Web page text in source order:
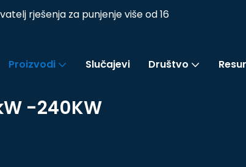
rješenja za punjenje više od 16
Proizvodi Slučajevi Društvo
-240KW